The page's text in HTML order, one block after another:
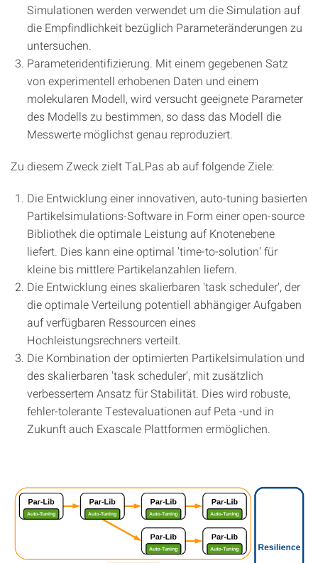
Simulationen werden verwendet um die Simulation auf
die Empfindlichkeit bezüglich Parameteränderungen zu
untersuchen.
Parameteridentifizierung. Mit einem gegebenen Satz
von experimentell erhobenen Daten und einem
molekularen Modell, wird versucht geeignete Parameter
des Modells zu bestimmen, so dass das Modell die
Messwerte möglichst genau reproduziert.
Zu diesem Zweck zielt TaLPas ab auf folgende Ziele:
Die Entwicklung einer innovativen, auto-tuning basierten
Partikelsimulations-Software in Form einer open-source
Bibliothek die optimale Leistung auf Knotenebene
liefert. Dies kann eine optimal 'time-to-solution' für
kleine bis mittlere Partikelanzahlen liefern.
Die Entwicklung eines skalierbaren 'task scheduler', der
die optimale Verteilung potentiell abhängiger Aufgaben
auf verfügbaren Ressourcen eines
Hochleistungsrechners verteilt.
Die Kombination der optimierten Partikelsimulation und
des skalierbaren 'task scheduler', mit zusätzlich
verbessertem Ansatz für Stabilität. Dies wird robuste,
fehler-tolerante Testevaluationen auf Peta -und in
Zukunft auch Exascale Plattformen ermöglichen.